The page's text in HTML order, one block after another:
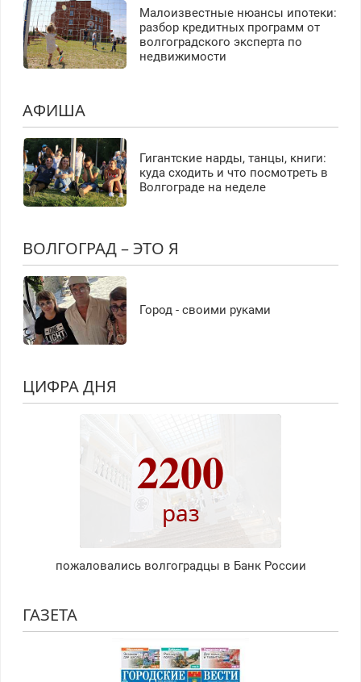
Малоизвестные нюансы ипотеки:
разбор кредитных программ от
волгоградского эксперта по
недвижимости
АФИША
Гигантские нарды, танцы, книги:
куда сходить и что посмотреть в
Волгограде на неделе
ВОЛГОГРАД – ЭТО Я
Город - своими руками
ЦИФРА ДНЯ
2200
раз
пожаловались волгоградцы в Банк России
ГАЗЕТА